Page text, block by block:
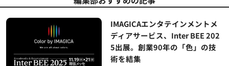
IMAGICAエンタテインメントメ
ディアサービス、Inter BEE 202
5出展。創業90年の「色」の技
術を結集